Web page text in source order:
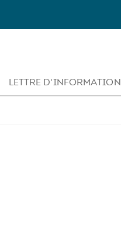
LETTRE D'INFORMATION